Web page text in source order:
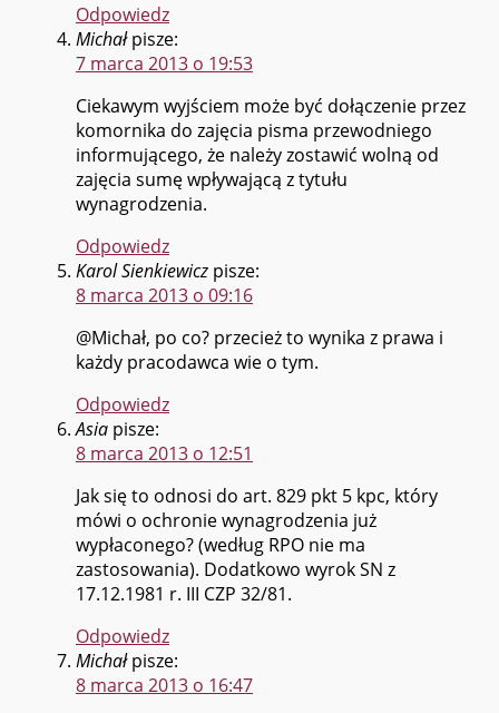
Odpowiedz
Michał pisze:
7 marca 2013 o 19:53
Ciekawym wyjściem może być dołączenie przez
komornika do zajęcia pisma przewodniego
informującego, że należy zostawić wolną od
zajęcia sumę wpływającą z tytułu
wynagrodzenia.
Odpowiedz
Karol Sienkiewicz pisze:
8 marca 2013 o 09:16
@Michał, po co? przecież to wynika z prawa i
każdy pracodawca wie o tym.
Odpowiedz
Asia pisze:
8 marca 2013 o 12:51
Jak się to odnosi do art. 829 pkt 5 kpc, który
mówi o ochronie wynagrodzenia już
wypłaconego? (według RPO nie ma
zastosowania). Dodatkowo wyrok SN z
17.12.1981 r. III CZP 32/81.
Odpowiedz
Michał pisze:
8 marca 2013 o 16:47